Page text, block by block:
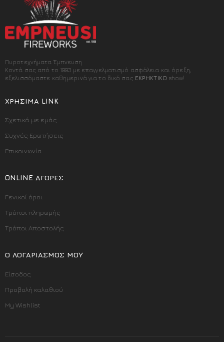
Πυροτεχνήματα Έμπνευση
Κοντά σας από το 1993 με επαγγελματισμό ασφάλεια και όρεξη,
εξελισσόμαστε καθημερινά για το δικό σας ΕΚΡΗΚΤΙΚΟ show!
ΧΡΉΣΙΜΑ LINK
Σχετικά με εμάς
Συχνές Ερωτήσεις
Επικοινωνία
ONLINE ΑΓΟΡΈΣ
Γενικοί όροι
Τρόποι πληρωμής
Τρόποι Αποστολής
Ο ΛΟΓΑΡΙΑΣΜΌΣ ΜΟΥ
Είσοδος
Προβολή καλαθιού
My Wishlist